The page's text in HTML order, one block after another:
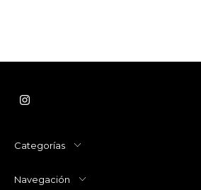
Categorías
Navegación